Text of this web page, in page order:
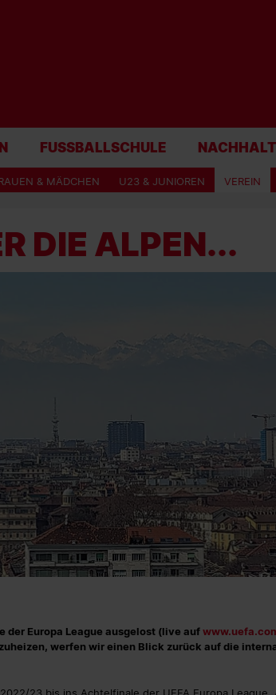
FUSSBALLSCHULE
& MÄDCHEN U23 & JUNIOREN VEREIN
DIE ALPEN...
der Europa League ausgelost (live auf
werfen wir einen Blick zurück auf die
23 bis ins Achtelfinale der UEFA Europa League.